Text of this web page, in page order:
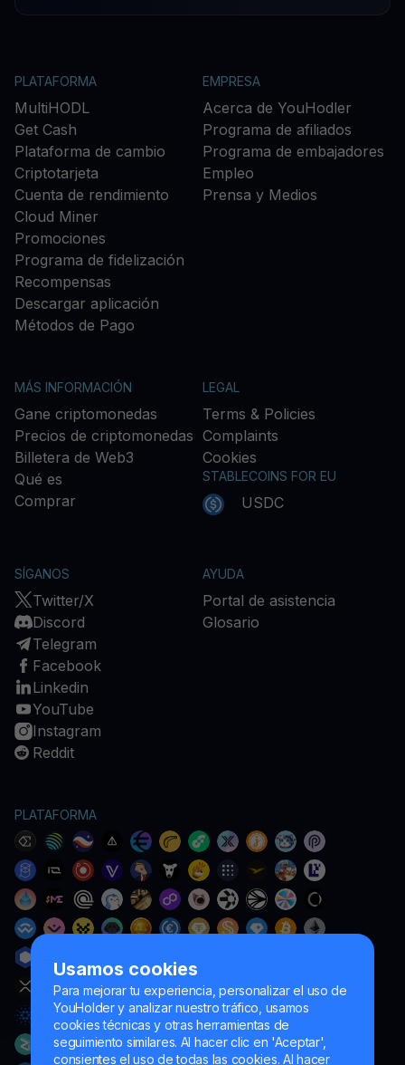
Usamos cookies
Para mejorar tu experiencia, personalizar el uso de
YouHolder y analizar nuestro tráfico, usamos
cookies técnicas y otras herramientas de
seguimiento similares. Al hacer clic en 'Aceptar',
consientes el uso de todas las cookies. Al hacer
PLATAFORMA
MultiHODL
Get Cash
Plataforma de cambio
Criptotarjeta
Cuenta de rendimiento
Cloud Miner
Promociones
Programa de fidelización
Recompensas
Descargar aplicación
Métodos de Pago
EMPRESA
Acerca de YouHodler
Programa de afiliados
Programa de embajadores
Empleo
Prensa y Medios
MÁS INFORMACIÓN
Gane criptomonedas
Precios de criptomonedas
Billetera de Web3
Qué es
Comprar
LEGAL
Terms & Policies
Complaints
Cookies
STABLECOINS FOR EU
USDC
SÍGANOS
Twitter/X
Discord
Telegram
Facebook
Linkedin
YouTube
Instagram
Reddit
AYUDA
Portal de asistencia
Glosario
PLATAFORMA